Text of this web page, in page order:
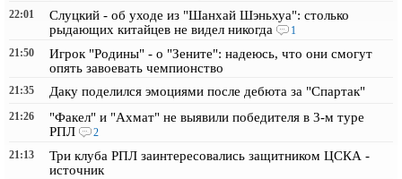
22:01
Слуцкий - об уходе из "Шанхай Шэньхуа": столько
рыдающих китайцев не видел никогда
1
21:50
Игрок "Родины" - о "Зените": надеюсь, что они смогут
опять завоевать чемпионство
21:35 Даку поделился эмоциями после дебюта за "Спартак"
21:26
"Факел" и "Ахмат" не выявили победителя в 3-м туре
РПЛ
2
21:13
Три клуба РПЛ заинтересовались защитником ЦСКА -
источник